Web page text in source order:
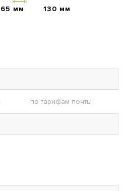
65 мм 130 мм
по тарифам почты